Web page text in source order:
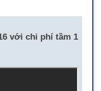
với chi phí tầm 1